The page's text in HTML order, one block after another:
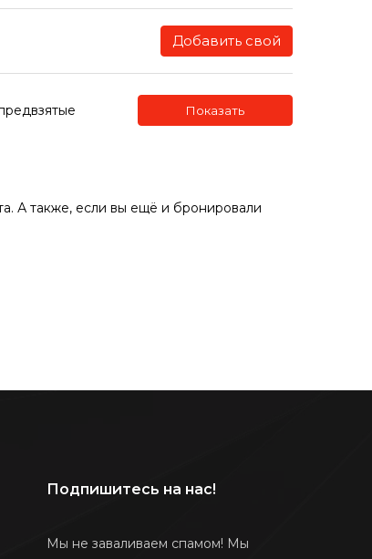
Добавить свой
Показать
А также, если вы ещё и бронировали
Подпишитесь на нас!
Мы не заваливаем спамом! Мы